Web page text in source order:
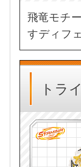
飛竜モチ
すディフ
トラ